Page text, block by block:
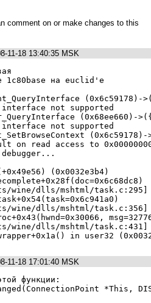
11-18 13:40:35 MSK
1c80base на euclid'е
(0x6c59178)-
interface not supported
(0x68ee660)-
interface not supported
on read access to
(0x0032e3b4)
wine/dlls/mshtml/task.c:295]
wine/dlls/mshtml/task.c:356]
wine/dlls/mshtml/task.c:431]
in user32
11-18 17:01:40 MSK
функции:
*This,